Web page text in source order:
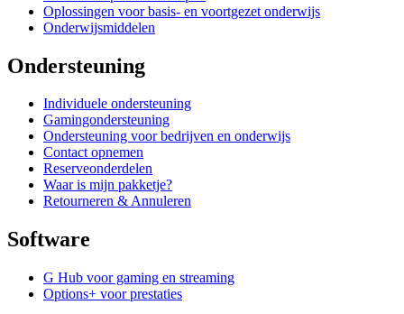
Oplossingen voor basis- en voortgezet onderwijs
Onderwijsmiddelen
Ondersteuning
Individuele ondersteuning
Gamingondersteuning
Ondersteuning voor bedrijven en onderwijs
Contact opnemen
Reserveonderdelen
Waar is mijn pakketje?
Retourneren & Annuleren
Software
G Hub voor gaming en streaming
Options+ voor prestaties